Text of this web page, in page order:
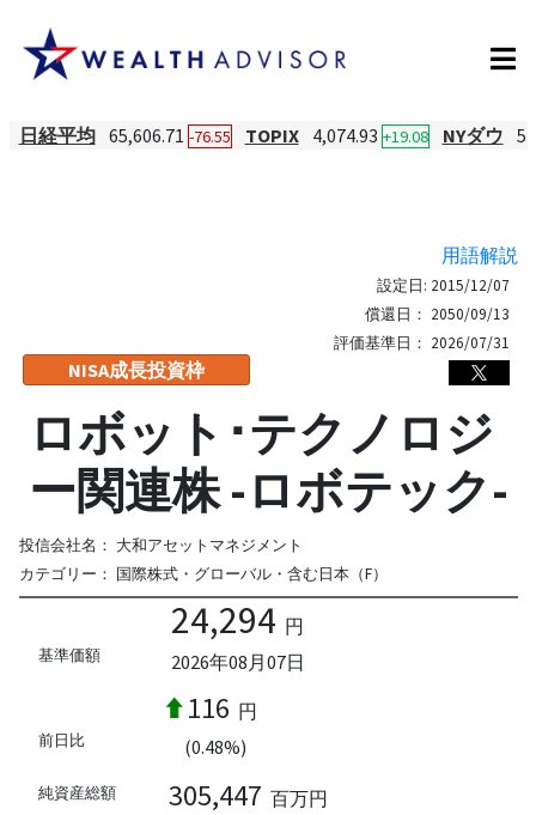
日経平均 65,606.71 -76.55 TOPIX 4,074.93 +19.08 NYダウ
用語解説
NISA成長投資枠
設定日: 2015/12/07
償還日： 2050/09/13
評価基準日： 2026/07/31
ロボット･テクノロジ
ー関連株 -ロボテック-
投信会社名： 大和アセットマネジメント
カテゴリー： 国際株式・グローバル・含む日本（F）
基準価額
24,294 円
2026年08月07日
前日比
116 円
(0.48%)
純資産総額 305,447 百万円